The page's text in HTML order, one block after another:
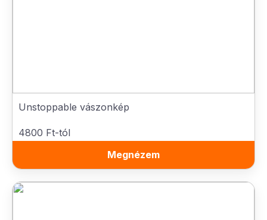
Unstoppable vászonkép
4800 Ft-tól
Megnézem